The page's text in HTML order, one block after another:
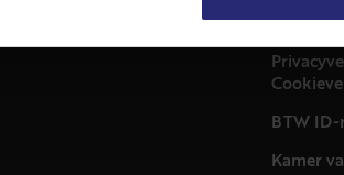
BTW ID-
Kamer